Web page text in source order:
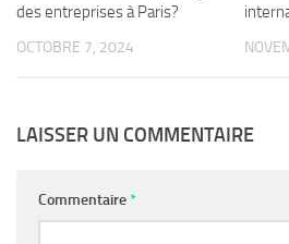
des entreprises à Paris?
OCTOBRE 7, 2024
LAISSER UN COMMENTAIRE
Commentaire*